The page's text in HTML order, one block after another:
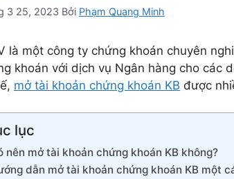
3 25, 2023 Bởi Phạm Quang Minh
là một công ty chứng khoán chuyên
khoán với dịch vụ Ngân hàng cho các
mở tài khoản chứng khoán KB được
lục
nên mở tài khoản chứng khoán KB không?
dẫn mở tài khoản chứng khoán KB một